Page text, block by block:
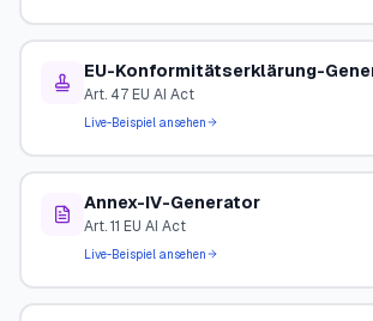
EU-Konformitätserklärung-
Art. 47 EU AI Act
Live-Beispiel ansehen
Annex-IV-Generator
Art. 11 EU AI Act
Live-Beispiel ansehen